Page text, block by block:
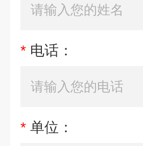
* 电话：
* 单位：